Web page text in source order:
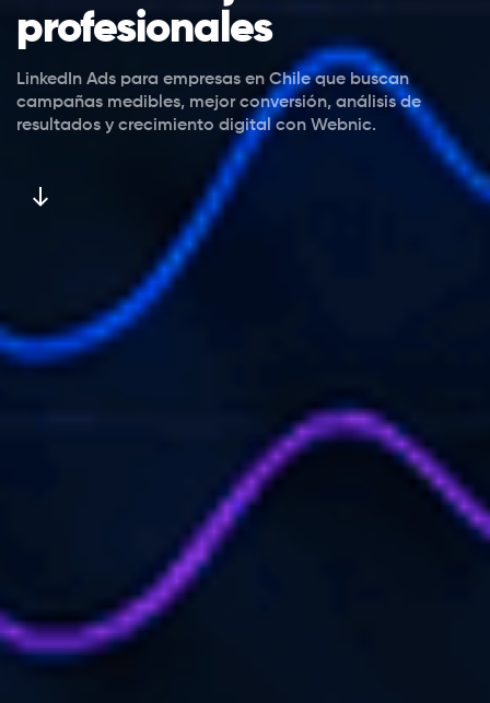
profesionales
LinkedIn Ads para empresas en Chile que buscan
campañas medibles, mejor conversión, análisis de
resultados y crecimiento digital con Webnic.